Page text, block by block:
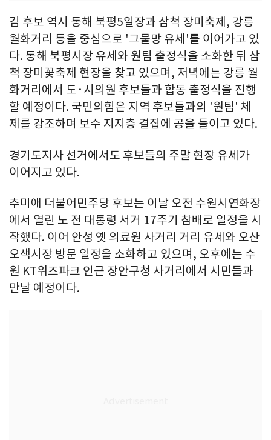
김 후보 역시 동해 북평5일장과 삼척 장미축제, 강릉
월화거리 등을 중심으로 '그물망 유세'를 이어가고 있
다. 동해 북평시장 유세와 원팀 출정식을 소화한 뒤 삼
척 장미꽃축제 현장을 찾고 있으며, 저녁에는 강릉 월
화거리에서 도·시의원 후보들과 합동 출정식을 진행
할 예정이다. 국민의힘은 지역 후보들과의 '원팀' 체
제를 강조하며 보수 지지층 결집에 공을 들이고 있다.
경기도지사 선거에서도 후보들의 주말 현장 유세가
이어지고 있다.
추미애 더불어민주당 후보는 이날 오전 수원시연화장
에서 열린 노 전 대통령 서거 17주기 참배로 일정을 시
작했다. 이어 안성 옛 의료원 사거리 거리 유세와 오산
오색시장 방문 일정을 소화하고 있으며, 오후에는 수
원 KT위즈파크 인근 장안구청 사거리에서 시민들과
만날 예정이다.